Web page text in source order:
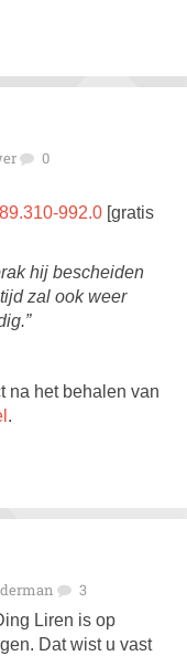
0
992.0 [gratis
hij bescheiden
zal ook weer
na het behalen van
.
3
Liren is op
Dat wist u vast